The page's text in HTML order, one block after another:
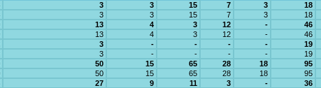
3 3 15 7 3
18
3 3 15 7 3
18
13 4 3 12 -
46
13 4 3 12 -
46
3 - - - -
19
3 - - - -
19
50 15 65 28 18
95
50 15 65 28 18
95
27 9 11 3 -
36